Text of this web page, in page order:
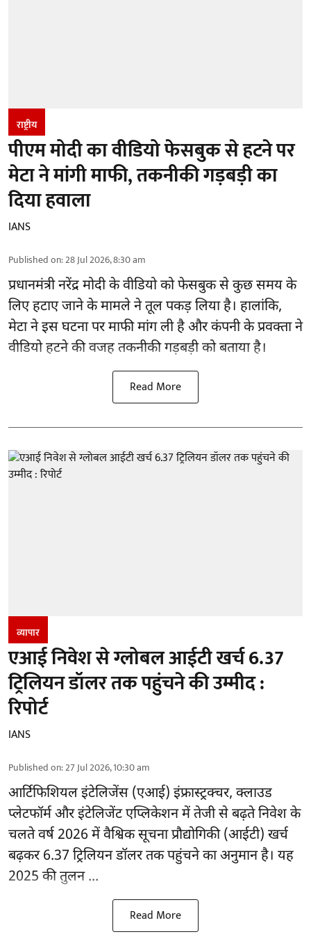
राष्ट्रीय
पीएम मोदी का वीडियो फेसबुक से हटने पर
मेटा ने मांगी माफी, तकनीकी गड़बड़ी का
दिया हवाला
IANS
Published on:28 Jul 2026, 8:30 am
प्रधानमंत्री नरेंद्र मोदीके वीडियो को फेसबुक से कुछ समय के
लिए हटाए जाने के मामले ने तूल पकड़ लिया है। हालांकि,
मेटा ने इस घटना पर माफी मांग ली है और कंपनी के प्रवक्ता ने
वीडियो हटने की वजह तकनीकी गड़बड़ी को बताया है।
Read More
व्यापार
एआई निवेश से ग्लोबल आईटी खर्च 6.37
ट्रिलियन डॉलर तक पहुंचने की उम्मीद :
रिपोर्ट
IANS
Published on:27 Jul 2026, 10:30 am
आर्टिफिशियल इंटेलिजेंस (एआई) इंफ्रास्ट्रक्चर, क्लाउड
प्लेटफॉर्म और इंटेलिजेंट एप्लिकेशन में तेजी से बढ़ते निवेश के
चलते वर्ष 2026 में वैश्विक सूचना प्रौद्योगिकी (आईटी) खर्च
बढ़कर 6.37 ट्रिलियन डॉलर तक पहुंचने का अनुमान है। यह
2025 की तुलन ...
Read More